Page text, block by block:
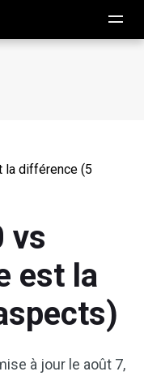
la différence (5
vs
est la
à jour le août 7,